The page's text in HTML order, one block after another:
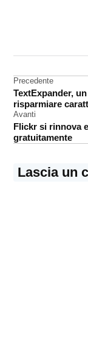
Yahoo
Navigazione
articoli
Precedente
TextExpander,
risparmiare
Avanti
Flickr si rinnova
gratuitamente
Lascia un